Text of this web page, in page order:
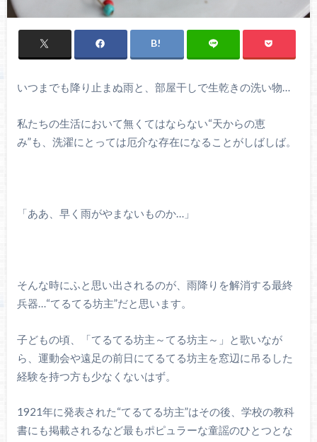
いつまでも降り止まぬ雨と、部屋干しで生乾きの洗い物…
私たちの生活において無くてはならない“天からの恵
み”も、洗濯にとっては厄介な存在になることがしばしば。
「ああ、早く雨がやまないものか…」
そんな時にふと思い出されるのが、雨降りを解消する最終
兵器…“てるてる坊主”だと思います。
子どもの頃、「てるてる坊主～てる坊主～」と歌いなが
ら、運動会や遠足の前日にてるてる坊主を窓辺に吊るした
経験を持つ方も少なくないはず。
1921年に発表された“てるてる坊主”はその後、学校の教科
書にも掲載されるなど最もポピュラーな童謡のひとつとな